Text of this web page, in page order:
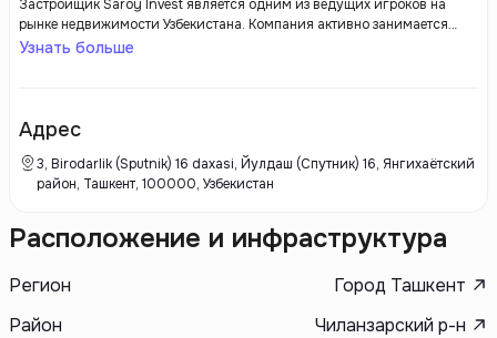
Застройщик Saroy Invest является одним из ведущих игроков на
рынке недвижимости Узбекистана. Компания активно занимается
строительством жилых комплексов и коммерческой недвижимости,
стандартам. Команда профессионалов состоит из опытных
архитекторов, инженеров и проектировщиков компании, что
обеспечивает успешную реализацию проектов и вызывает
удовлетворение клиентов.
Узнать больше
Адрес
3, Birodarlik (Sputnik) 16 daxasi, Йулдаш (Спутник) 16, Янгихаётский
район, Ташкент, 100000, Узбекистан
Расположение и инфраструктура
Регион
Город Ташкент
Район
Чиланзарский р-н